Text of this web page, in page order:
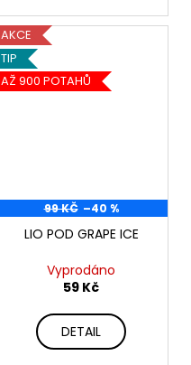
AKCE
TIP
AŽ 900 POTAHŮ
99 KČ –40 %
LIO POD GRAPE ICE
Vyprodáno
59 Kč
DETAIL